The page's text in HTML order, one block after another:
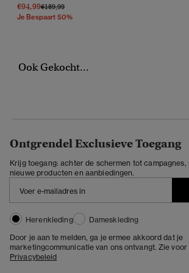
€94,99Prijs Verlaagd Van
€189,99Naar
Je Bespaart 50%
Ook Gekocht...
Ontgrendel Exclusieve Toegang
Krijg toegang: achter de schermen tot campagnes,
nieuwe producten en aanbiedingen.
Herenkleding
Dameskleding
Door je aan te melden, ga je ermee akkoord dat je
marketingcommunicatie van ons ontvangt. Zie
Privacybeleid